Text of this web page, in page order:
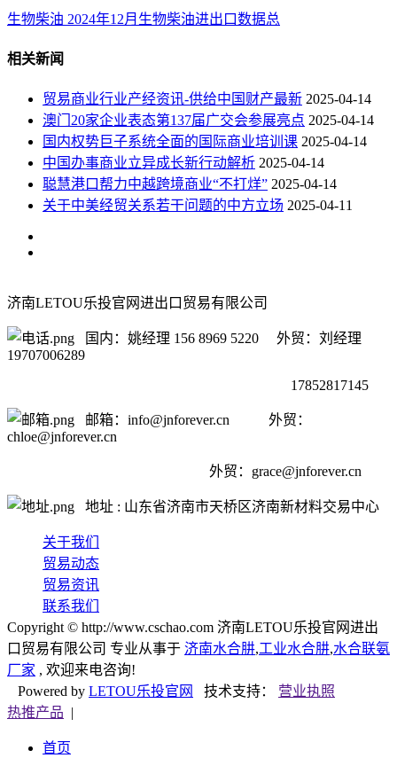
生物柴油 2024年12月生物柴油进出口数据总
相关新闻
贸易商业行业产经资讯-供给中国财产最新 2025-04-14
澳门20家企业表态第137届广交会参展亮点 2025-04-14
国内权势巨子系统全面的国际商业培训课 2025-04-14
中国办事商业立异成长新行动解析 2025-04-14
聪慧港口帮力中越跨境商业“不打烊” 2025-04-14
关于中美经贸关系若干问题的中方立场 2025-04-11
济南LETOU乐投官网进出口贸易有限公司
国内：姚经理 156 8969 5220 外贸：刘经理
19707006289
17852817145
邮箱：info@jnforever.cn 外贸：
chloe@jnforever.cn
外贸： grace@jnforever.cn
地址 : 山东省济南市天桥区济南新材料交易中心
关于我们
贸易动态
贸易资讯
联系我们
Copyright © http://www.cschao.com 济南LETOU乐投官网进出
口贸易有限公司 专业从事于 济南水合肼,工业水合肼,水合联氨
厂家 , 欢迎来电咨询!
Powered by LETOU乐投官网 技术支持： 营业执照
热推产品 |
首页